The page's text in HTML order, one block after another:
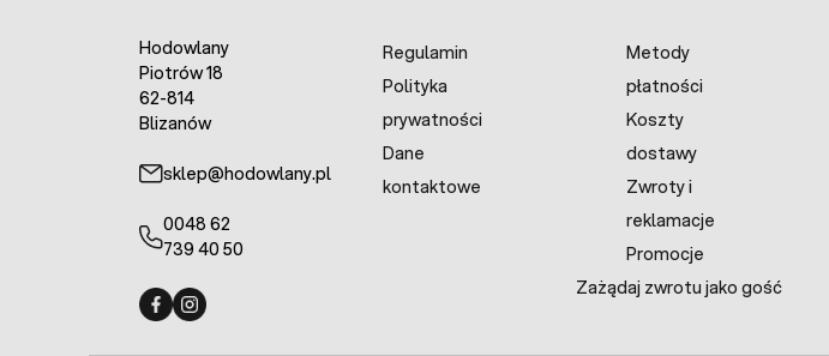
Hodowlany
Piotrów 18
62-814
Blizanów
sklep@hodowlany.pl
0048 62
739 40 50
Regulamin
Polityka
prywatności
Dane
kontaktowe
Metody
płatności
Koszty
dostawy
Zwroty i
reklamacje
Promocje
Zażądaj zwrotu jako gość